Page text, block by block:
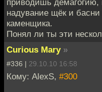
приводишь демагогию,
надувание щёк и басни
каменщика.
Понял ли ты эти
Curious Mary »
#336 | 29.10.10 16:58
Кому: AlexS, #300